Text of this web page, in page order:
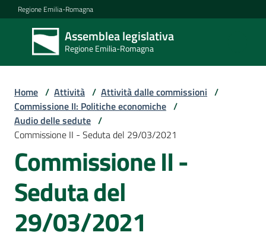
Vai al contenuto
Vai alla navigazione
Vai al footer
Regione Emilia-Romagna
Assemblea legislativa
Regione Emilia-Romagna
Assemblea
legislativa
Regione Emilia-
Assemblea
Attività
Argomenti
Home / Attività / Attività dalle commissioni /
Commissione II: Politiche economiche /
Audio delle sedute /
Commissione II - Seduta del 29/03/2021
Commissione II -
Seduta del
29/03/2021